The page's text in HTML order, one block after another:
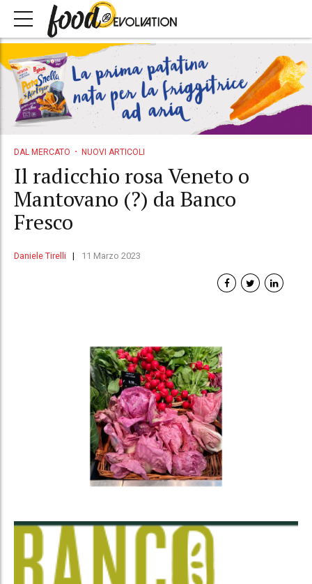
DAL MERCATO NUOVI ARTICOLI
Il radicchio rosa Veneto o
Mantovano (?) da Banco
Fresco
Daniele Tirelli 11 Marzo 2023